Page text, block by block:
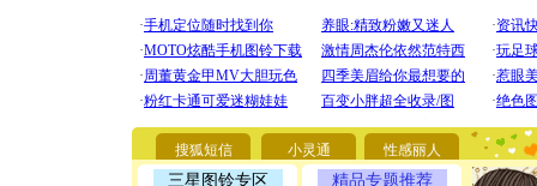
搜狐短信 小灵通 性感丽人
三星图铃专区 精品专题推荐
[圣诞节]
你太多
要平安！
[圣诞节]
能正大光